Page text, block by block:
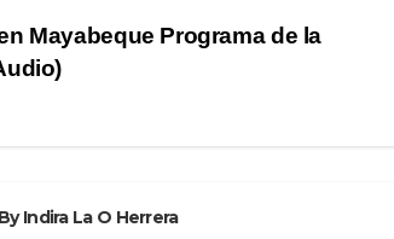
gr
a
e
Mayabeque Programa de la
ByIndira La O Herrera